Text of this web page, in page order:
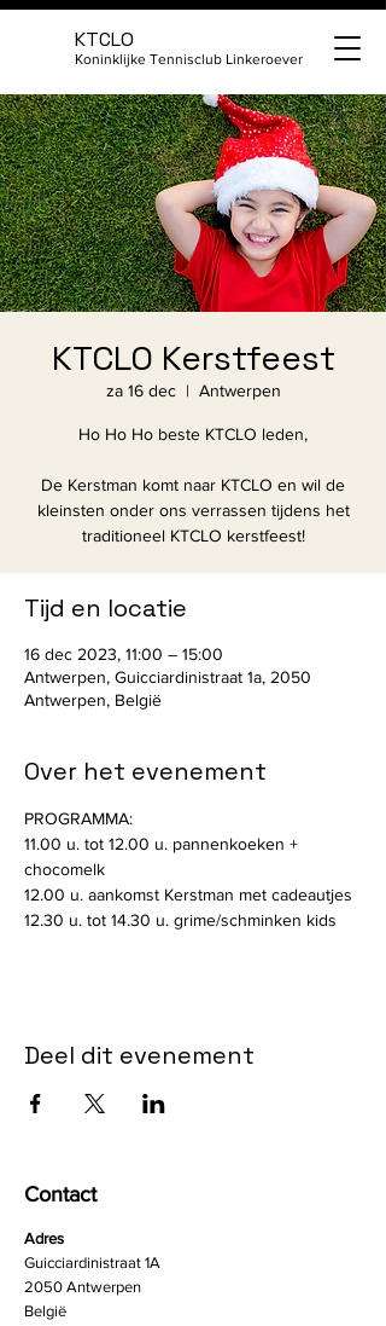
KTCLO
Koninklijke Tennisclub Linkeroever
KTCLO Kerstfeest
za 16 dec
  |
Antwerpen
Ho Ho Ho beste KTCLO leden,
De Kerstman komt naar KTCLO en wil de
kleinsten onder ons verrassen tijdens het
traditioneel KTCLO kerstfeest!
Tijd en locatie
16 dec 2023, 11:00 – 15:00
Antwerpen, Guicciardinistraat 1a, 2050
Antwerpen, België
Over het evenement
PROGRAMMA:
11.00 u. tot 12.00 u. pannenkoeken +
chocomelk
12.00 u. aankomst Kerstman met cadeautjes
12.30 u. tot 14.30 u. grime/schminken kids
Deel dit evenement
Contact
Adres
Guicciardinistraat 1A
2050 Antwerpen
België